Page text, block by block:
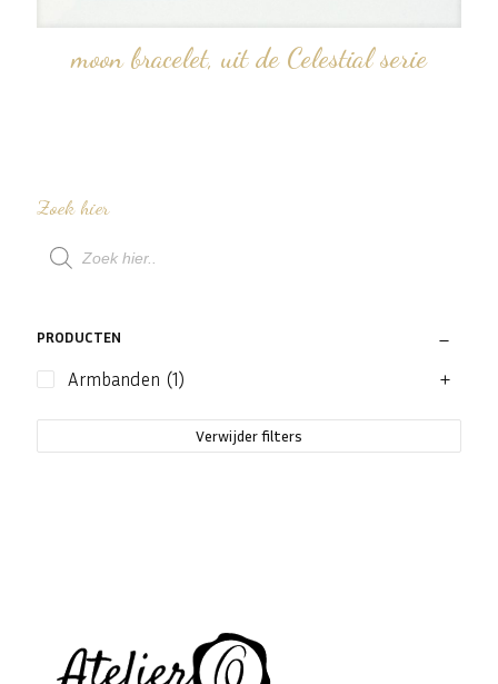
moon bracelet, uit de Celestial serie
Zoek hier
Producten
zoeken
PRODUCTEN
Armbanden (1)
Verwijder filters